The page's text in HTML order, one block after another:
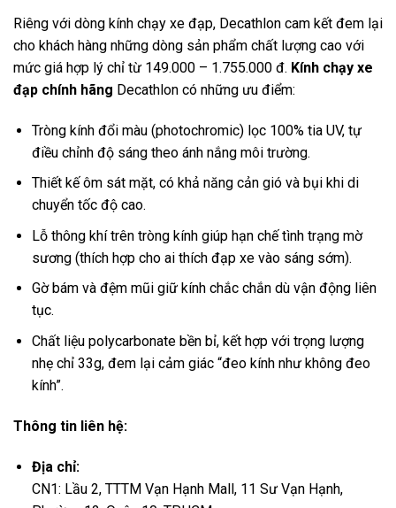
Riêng với dòng kính chạy xe đạp, Decathlon cam kết đem lại
cho khách hàng những dòng sản phẩm chất lượng cao với
mức giá hợp lý chỉ từ 149.000 – 1.755.000 đ. Kính chạy xe
đạp chính hãng Decathlon có những ưu điểm:
Tròng kính đổi màu (photochromic) lọc 100% tia UV, tự
điều chỉnh độ sáng theo ánh nắng môi trường.
Thiết kế ôm sát mặt, có khả năng cản gió và bụi khi di
chuyển tốc độ cao.
Lỗ thông khí trên tròng kính giúp hạn chế tình trạng mờ
sương (thích hợp cho ai thích đạp xe vào sáng sớm).
Gờ bám và đệm mũi giữ kính chắc chắn dù vận động liên
tục.
Chất liệu polycarbonate bền bỉ, kết hợp với trọng lượng
nhẹ chỉ 33g, đem lại cảm giác “đeo kính như không đeo
kính”.
Thông tin liên hệ:
Địa chỉ:
CN1: Lầu 2, TTTM Vạn Hạnh Mall, 11 Sư Vạn Hạnh,